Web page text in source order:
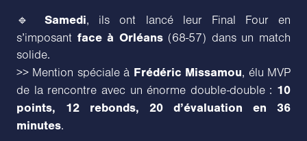
🔹Samedi, ils ont lancé leur Final Four en
s’imposant face à Orléans(68-57) dans un match
solide.
>> Mention spéciale à Frédéric Missamou, élu MVP
de la rencontre avec un énorme double-double : 10
points, 12 rebonds, 20 d’évaluation en 36
minutes.